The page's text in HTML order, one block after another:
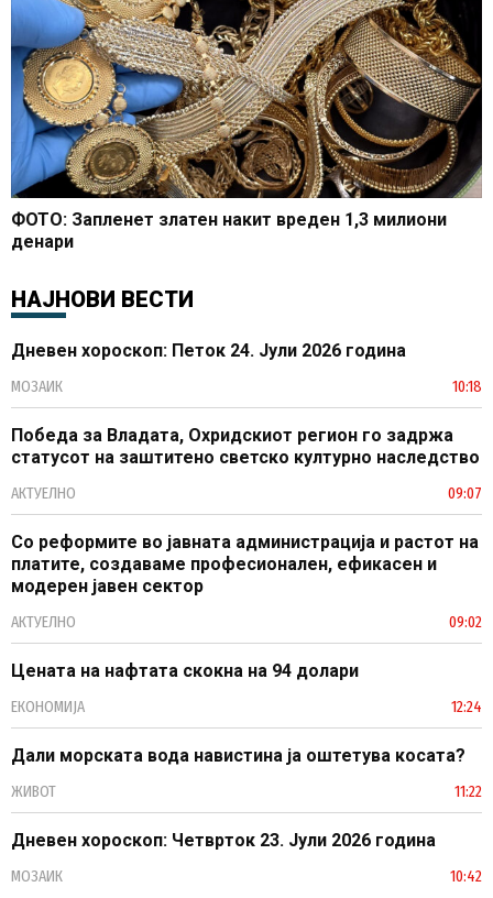
ФОТО: Запленет златен накит вреден 1,3 милиони
денари
НАЈНОВИ ВЕСТИ
Дневен хороскоп: Петок 24. Јули 2026 година
МОЗАИК 10:18
Победа за Владата, Охридскиот регион го задржа
статусот на заштитено светско културно наследство
АКТУЕЛНО 09:07
Со реформите во јавната администрација и растот на
платите, создаваме професионален, ефикасен и
модерен јавен сектор
АКТУЕЛНО 09:02
Цената на нафтата скокна на 94 долари
ЕКОНОМИЈА 12:24
Дали морската вода навистина ја оштетува косата?
ЖИВОТ 11:22
Дневен хороскоп: Четврток 23. Јули 2026 година
МОЗАИК 10:42